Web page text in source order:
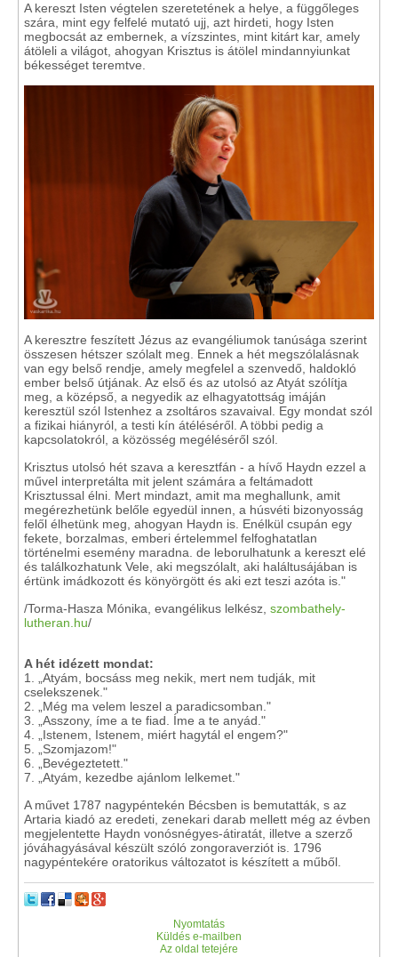
A kereszt Isten végtelen szeretetének a helye, a függőleges
szára, mint egy felfelé mutató ujj, azt hirdeti, hogy Isten
megbocsát az embernek, a vízszintes, mint kitárt kar, amely
átöleli a világot, ahogyan Krisztus is átölel mindannyiunkat
békességet teremtve.
A keresztre feszített Jézus az evangéliumok tanúsága szerint
összesen hétszer szólalt meg. Ennek a hét megszólalásnak
van egy belső rendje, amely megfelel a szenvedő, haldokló
ember belső útjának. Az első és az utolsó az Atyát szólítja
meg, a középső, a negyedik az elhagyatottság imáján
keresztül szól Istenhez a zsoltáros szavaival. Egy mondat szól
a fizikai hiányról, a testi kín átéléséről. A többi pedig a
kapcsolatokról, a közösség megéléséről szól.
Krisztus utolsó hét szava a keresztfán - a hívő Haydn ezzel a
művel interpretálta mit jelent számára a feltámadott
Krisztussal élni. Mert mindazt, amit ma meghallunk, amit
megérezhetünk belőle egyedül innen, a húsvéti bizonyosság
felől élhetünk meg, ahogyan Haydn is. Enélkül csupán egy
fekete, borzalmas, emberi értelemmel felfoghatatlan
történelmi esemény maradna. de leborulhatunk a kereszt elé
és találkozhatunk Vele, aki megszólalt, aki haláltusájában is
értünk imádkozott és könyörgött és aki ezt teszi azóta is."
/Torma-Hasza Mónika, evangélikus lelkész, szombathely-
lutheran.hu/
A hét idézett mondat:
1. „Atyám, bocsáss meg nekik, mert nem tudják, mit
cselekszenek."
2. „Még ma velem leszel a paradicsomban."
3. „Asszony, íme a te fiad. Íme a te anyád."
4. „Istenem, Istenem, miért hagytál el engem?"
5. „Szomjazom!"
6. „Bevégeztetett."
7. „Atyám, kezedbe ajánlom lelkemet."
A művet 1787 nagypéntekén Bécsben is bemutatták, s az
Artaria kiadó az eredeti, zenekari darab mellett még az évben
megjelentette Haydn vonósnégyes-átiratát, illetve a szerző
jóváhagyásával készült szóló zongoraverziót is. 1796
nagypéntekére oratorikus változatot is készített a műből.
Nyomtatás
Küldés e-mailben
Az oldal tetejére